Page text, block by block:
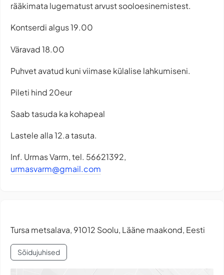
rääkimata lugematust arvust sooloesinemistest.
Kontserdi algus 19.00
Väravad 18.00
Puhvet avatud kuni viimase külalise lahkumiseni.
Pileti hind 20eur
Saab tasuda ka kohapeal
Lastele alla 12.a tasuta.
Inf. Urmas Varm, tel. 56621392,
urmasvarm@gmail.com
Tursa metsalava, 91012 Soolu, Lääne maakond, Eesti
Sõidujuhised